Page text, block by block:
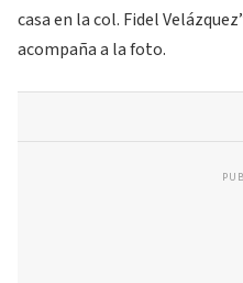
casa en la col. Fidel
acompaña a la foto.